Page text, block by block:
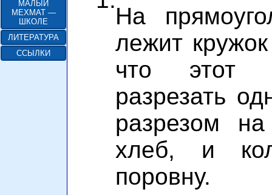
МАЛЫЙ
МЕХМАТ —
ШКОЛЕ
ЛИТЕРАТУРА
ССЫЛКИ
На
лежит
что этот
разрезать
разрезом
хлеб, и
поровну.